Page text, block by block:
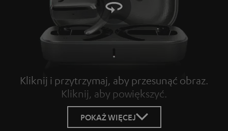
Kliknij i przytrzymaj, aby przesunąć obraz.
Kliknij, aby powiększyć.
Tap to zoom
POKAŻ WIĘCEJ